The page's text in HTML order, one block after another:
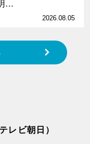
…
2026.08.05
テレビ朝日）